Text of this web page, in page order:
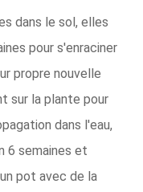
dans le sol, elles
pour s'enraciner
propre nouvelle
sur la plante pour
dans l'eau,
6 semaines et
pot avec de la